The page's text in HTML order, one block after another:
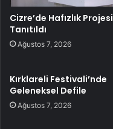
Cizre’de Hafızlık Projesi
Tanıtıldı
Ağustos 7, 2026
Kırklareli Festivali’nde
Geleneksel Defile
Ağustos 7, 2026